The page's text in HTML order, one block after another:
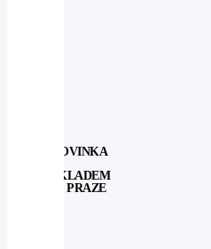
NOVINKA
SKLADEM
V PRAZE